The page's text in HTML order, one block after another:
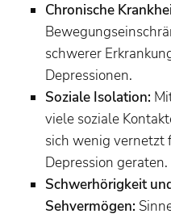
Chronische
schwerer
Depressionen.
Soziale Isolation:
viele soziale
sich wenig vernetzt
Depression geraten.
Schwerhörigkeit
Sehvermögen: